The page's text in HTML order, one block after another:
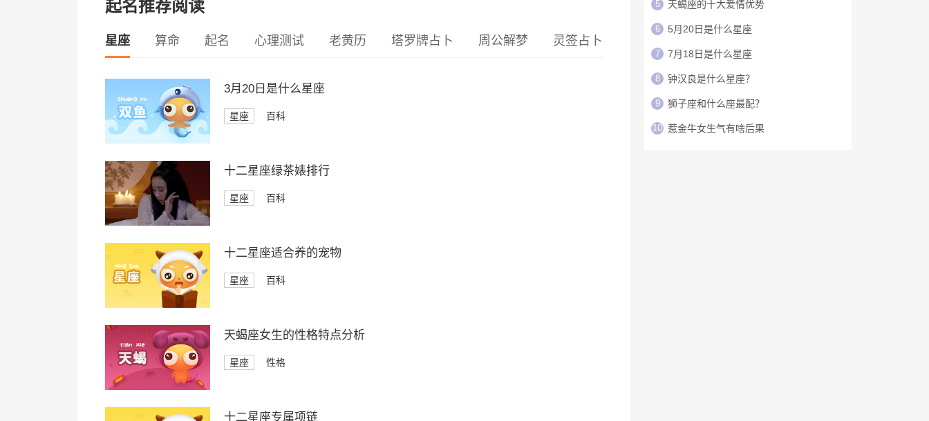
起名推荐阅读
星座 算命 起名 心理测试 老黄历 塔罗牌占卜 周公解梦 灵签占卜
3月20日是什么星座
星座 百科
十二星座绿茶婊排行
星座 百科
十二星座适合养的宠物
星座 百科
天蝎座女生的性格特点分析
星座 性格
十二星座专属项链
5 天蝎座的十大爱情优势
6 5月20日是什么星座
7 7月18日是什么星座
8 钟汉良是什么星座？
9 狮子座和什么座最配？
10 惹金牛女生气有啥后果